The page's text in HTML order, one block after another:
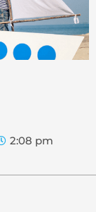
2:08 pm